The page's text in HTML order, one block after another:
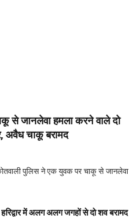
से जानलेवा हमला करने वाले दो
अवैध चाकू बरामद
पुलिस ने एक युवक पर चाकू से जानलेवा
हरिद्वार में अलग अलग जगहों से दो शव बरामद